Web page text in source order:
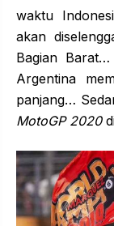
waktu
akan
Bagian
Argentina
panjang…
MotoGP 2020